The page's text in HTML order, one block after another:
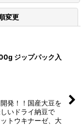
変更
ジップパック入
発！！国産大豆を
いドライ納豆で
トウキナーゼ、大